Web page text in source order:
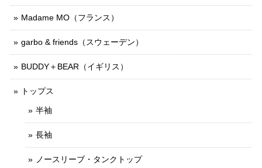
Madame MO（フランス）
garbo & friends（スウェーデン）
BUDDY＋BEAR（イギリス）
トップス
半袖
長袖
ノースリーブ・タンクトップ